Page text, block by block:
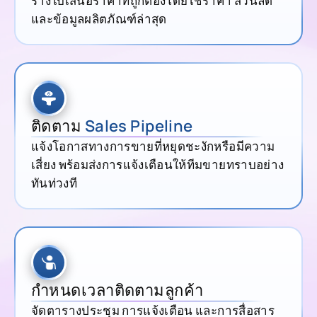
และข้อมูลผลิตภัณฑ์ล่าสุด
ติดตาม Sales Pipeline
แจ้งโอกาสทางการขายที่หยุดชะงักหรือมีความ
เสี่ยง พร้อมส่งการแจ้งเตือนให้ทีมขายทราบอย่าง
ทันท่วงที
กำหนดเวลาติดตามลูกค้า
จัดตารางประชุม การแจ้งเตือน และการสื่อสาร